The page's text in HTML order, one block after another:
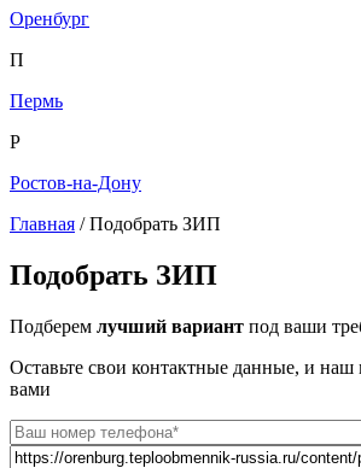
Оренбург
П
Пермь
Р
Ростов-на-Дону
Главная / Подобрать ЗИП
Подобрать ЗИП
Подберем лучший вариант под ваши
Оставьте свои контактные данные, и наш
вами
Телефон*